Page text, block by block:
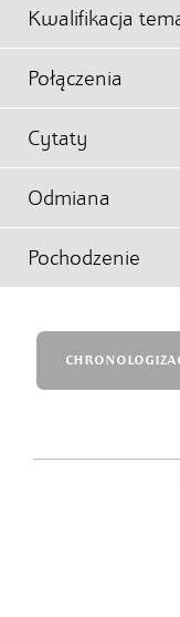
Kwalifikacja
Połączenia
Cytaty
Odmiana
Pochodzenie